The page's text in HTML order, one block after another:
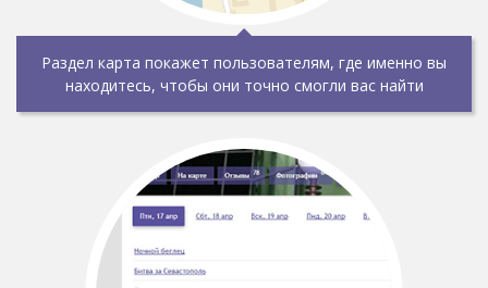
Раздел карта покажет пользователям, где именно вы
находитесь, чтобы они точно смогли вас найти